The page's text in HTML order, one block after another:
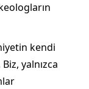
kendi
yalnızca